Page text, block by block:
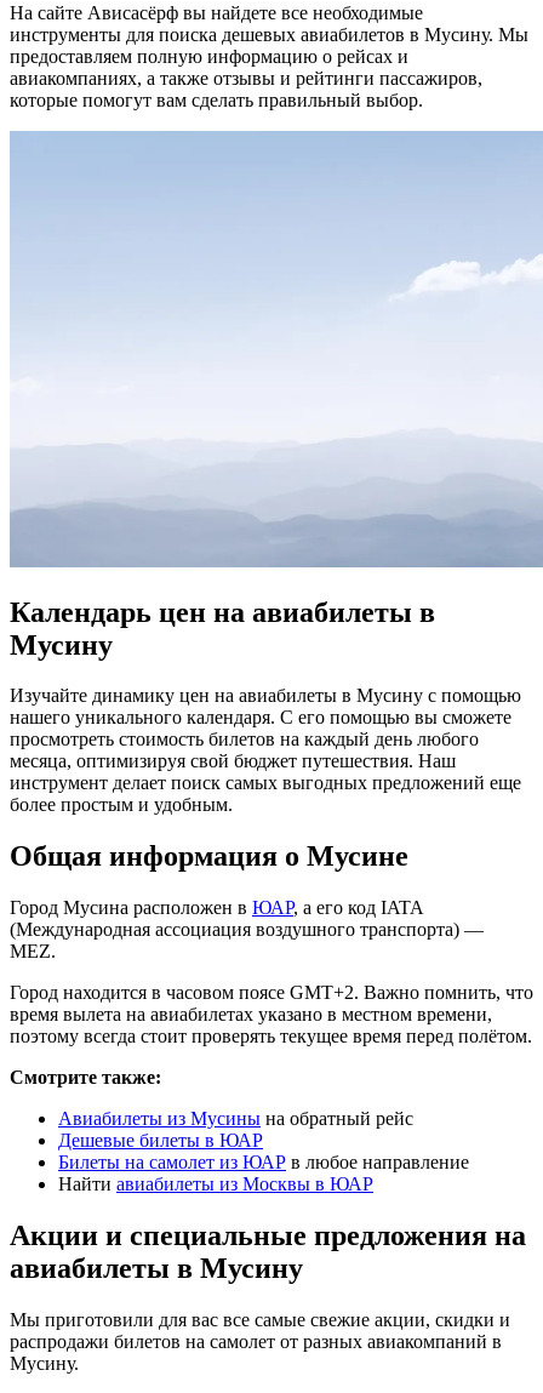
На сайте Ависасёрф вы найдете все необходимые
инструменты для поиска дешевых авиабилетов в Мусину. Мы
предоставляем полную информацию о рейсах и
авиакомпаниях, а также отзывы и рейтинги пассажиров,
которые помогут вам сделать правильный выбор.
Календарь цен на авиабилеты в
Мусину
Изучайте динамику цен на авиабилеты в Мусину с помощью
нашего уникального календаря. С его помощью вы сможете
просмотреть стоимость билетов на каждый день любого
месяца, оптимизируя свой бюджет путешествия. Наш
инструмент делает поиск самых выгодных предложений еще
более простым и удобным.
Общая информация о Мусине
Город Мусина расположен в ЮАР, а его код IATA
(Международная ассоциация воздушного транспорта) —
MEZ.
Город находится в часовом поясе GMT+2. Важно помнить, что
время вылета на авиабилетах указано в местном времени,
поэтому всегда стоит проверять текущее время перед полётом.
Смотрите также:
Авиабилеты из Мусины на обратный рейс
Дешевые билеты в ЮАР
Билеты на самолет из ЮАР в любое направление
Найти авиабилеты из Москвы в ЮАР
Акции и специальные предложения на
авиабилеты в Мусину
Мы приготовили для вас все самые свежие акции, скидки и
распродажи билетов на самолет от разных авиакомпаний в
Мусину.